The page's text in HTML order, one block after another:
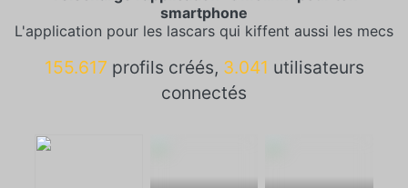
smartphone
L'application pour les lascars qui kiffent aussi les mecs
155.617 profils créés, 3.041 utilisateurs
connectés